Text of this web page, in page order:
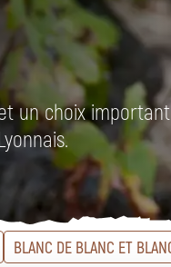
un choix
BLANC DE BLANC ET